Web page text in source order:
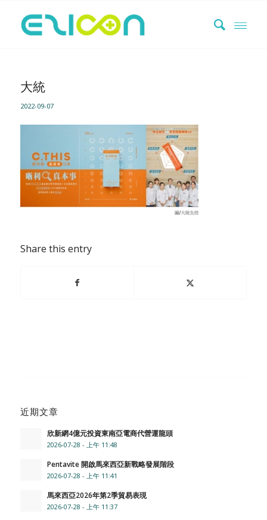
大統
2022-09-07
Share this entry
近期文章
欣新網4億元投資東南亞電商代營運龍頭
2026-07-28 - 上午 11:48
Pentavite 開啟馬來西亞新戰略發展階段
2026-07-28 - 上午 11:41
馬來西亞2026年第2季貿易表現
2026-07-28 - 上午 11:37